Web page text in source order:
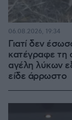
Γιατί δεν
κατέγραφε τη
αγέλη λύκων
είδε άρρωστο
06.08.2026, 19:34